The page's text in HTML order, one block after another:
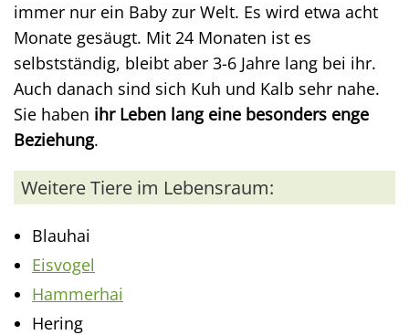
immer nur ein Baby zur Welt. Es wird etwa acht
Monate gesäugt. Mit 24 Monaten ist es
selbstständig, bleibt aber 3-6 Jahre lang bei ihr.
Auch danach sind sich Kuh und Kalb sehr nahe.
Sie haben ihr Leben lang eine besonders enge
Beziehung.
Weitere Tiere im Lebensraum:
Blauhai
Eisvogel
Hammerhai
Hering